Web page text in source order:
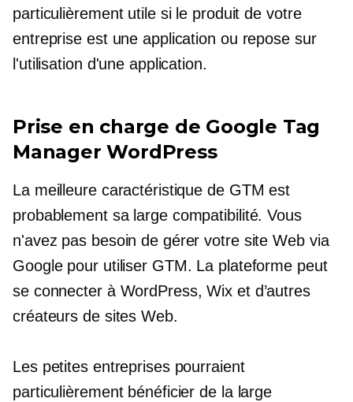
particulièrement utile si le produit de votre
entreprise est une application ou repose sur
l'utilisation d'une application.
Prise en charge de Google Tag
Manager WordPress
La meilleure caractéristique de GTM est
probablement sa large compatibilité. Vous
n'avez pas besoin de gérer votre site Web via
Google pour utiliser GTM. La plateforme peut
se connecter à WordPress, Wix et d’autres
créateurs de sites Web.
Les petites entreprises pourraient
particulièrement bénéficier de la large